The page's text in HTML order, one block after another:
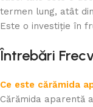
termen lung, atât
Este o investiție în
Întrebări
Ce este cărămida
Cărămida aparentă